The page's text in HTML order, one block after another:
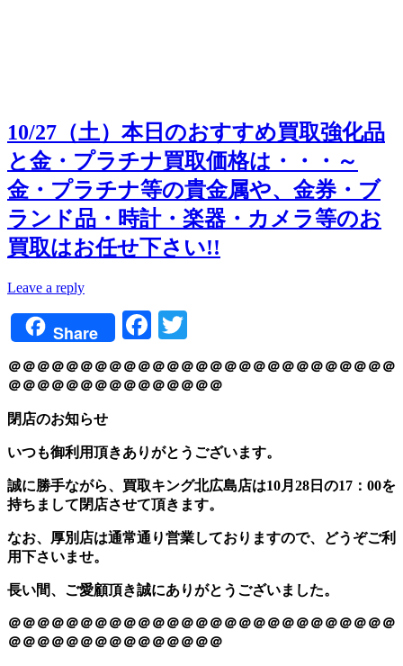
10/27（土）本日のおすすめ買取強化品
と金・プラチナ買取価格は・・・～
金・プラチナ等の貴金属や、金券・ブ
ランド品・時計・楽器・カメラ等のお
買取はお任せ下さい!!
Leave a reply
Share Facebook
＠＠＠＠＠＠＠＠＠＠＠＠＠＠＠＠＠＠＠＠＠＠＠＠＠＠＠
＠＠＠＠＠＠＠＠＠＠＠＠＠＠＠
閉店のお知らせ
いつも御利用頂きありがとうございます。
誠に勝手ながら、買取キング北広島店は10月28日の17：00を
持ちまして閉店させて頂きます。
なお、厚別店は通常通り営業しておりますので、どうぞご利
用下さいませ。
長い間、ご愛顧頂き誠にありがとうございました。
＠＠＠＠＠＠＠＠＠＠＠＠＠＠＠＠＠＠＠＠＠＠＠＠＠＠＠
＠＠＠＠＠＠＠＠＠＠＠＠＠＠＠